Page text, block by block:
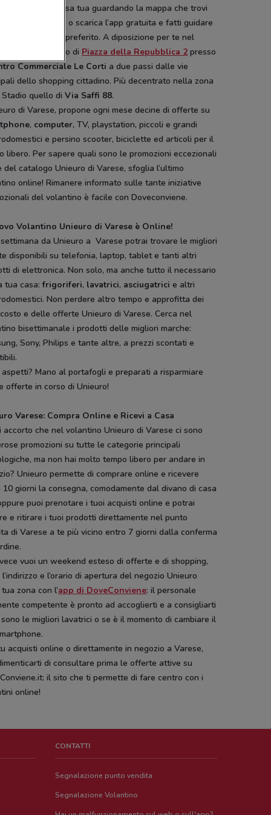
più vicino a casa tua guardando la mappa che trovi
DoveConviene o scarica l’app gratuita e fatti guidare
punto vendita preferito. A diposizione per te nel
di Varese quello di Piazza della Repubblica 2presso
Commerciale Le Corti a due passi dalle vie
dello shopping cittadino. Più decentrato nella zona
quello diVia Saffi 88.
di Varese, propone ogni mese decine di offerte su
, computer, TV, playstation, piccoli e grandi
e persino scooter, biciclette ed articoli per il
libero. Per sapere quali sono le promozioni eccezionali
del catalogo Unieuro di Varese, sfoglia l’ultimo
online! Rimanere informato sulle tante iniziative
del volantino è facile con Doveconviene.
Volantino Unieuro di Varese è Online!
da Unieuro a Varese potrai trovare le migliori
disponibili su telefonia, laptop, tablet e tanti altri
di elettronica. Non solo, ma anche tutto il necessario
tua casa:frigoriferi, lavatrici, asciugatrici e altri
Non perdere altro tempo e approfitta dei
e delle offerte Unieuro di Varese. Cerca nel
bisettimanale i prodotti delle migliori marche:
Sony, Philips e tante altre, a prezzi scontati e
aspetti? Mano al portafogli e preparati a risparmiare
offerte in corso di Unieuro!
Varese: Compra Online e Ricevi a Casa
accorto che nel volantino Unieuro di Varese ci sono
promozioni su tutte le categorie principali
ma non hai molto tempo libero per andare in
Unieuro permette di comprare online e ricevere
10 giorni la consegna, comodamente dal divano di casa
puoi prenotare i tuoi acquisti online e potrai
e ritirare i tuoi prodotti direttamente nel punto
di Varese a te più vicino entro 7 giorni dalla conferma
vuoi un weekend esteso di offerte e di shopping,
e l’orario di apertura del negozio Unieuro
zona con l’app di DoveConviene: il personale
competente è pronto ad accoglierti e a consigliarti
le migliori lavatrici o se è il momento di cambiare il
acquisti online o direttamente in negozio a Varese,
di consultare prima le offerte attive su
il sito che ti permette di fare centro con i
online!
CONTATTI
Segnalazione punto vendita
Segnalazione Volantino